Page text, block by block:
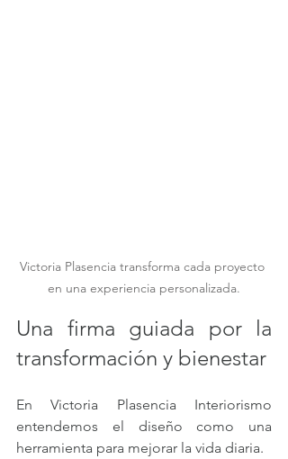
Victoria Plasencia transforma cada proyecto
en una experiencia personalizada.
Una firma guiada por la
transformación y bienestar
En Victoria Plasencia Interiorismo
entendemos el diseño como una
herramienta para mejorar la vida diaria.